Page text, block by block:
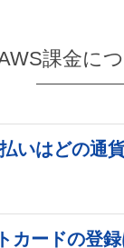
課金に
いはどの通
カードの登